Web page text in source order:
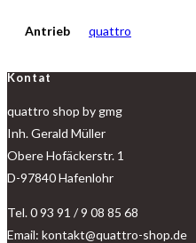
Antrieb quattro
Kontat
quattro shop by gmg
Inh. Gerald Müller
Obere Hofäckerstr. 1
D-97840 Hafenlohr
Tel. 0 93 91 / 9 08 85 68
Email: kontakt@quattro-shop.de